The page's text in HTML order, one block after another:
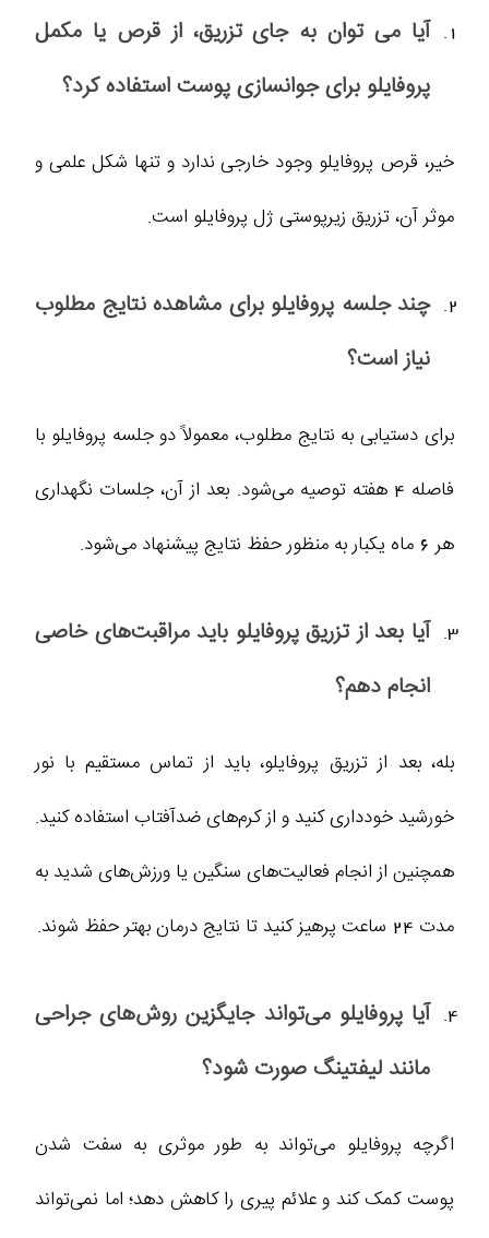
آیا می‌ توان به جای تزریق، از قرص یا مکمل
پروفایلو برای جوانسازی پوست استفاده کرد؟
خیر، قرص پروفایلو وجود خارجی ندارد و تنها شکل علمی و
موثر آن، تزریق زیرپوستی ژل پروفایلو است.
چند جلسه پروفایلو برای مشاهده نتایج مطلوب
نیاز است؟
برای دستیابی به نتایج مطلوب، معمولاً دو جلسه پروفایلو با
فاصله 4 هفته توصیه می‌شود. بعد از آن، جلسات نگهداری
هر 6 ماه یکبار به منظور حفظ نتایج پیشنهاد می‌شود.
آیا بعد از تزریق پروفایلو باید مراقبت‌های خاصی
انجام دهم؟
بله، بعد از تزریق پروفایلو، باید از تماس مستقیم با نور
خورشید خودداری کنید و از کرم‌های ضدآفتاب استفاده کنید.
همچنین از انجام فعالیت‌های سنگین یا ورزش‌های شدید به
مدت 24 ساعت پرهیز کنید تا نتایج درمان بهتر حفظ شوند.
آیا پروفایلو می‌تواند جایگزین روش‌های جراحی
مانند لیفتینگ صورت شود؟
اگرچه پروفایلو می‌تواند به طور موثری به سفت شدن
پوست کمک کند و علائم پیری را کاهش دهد؛ اما نمی‌تواند